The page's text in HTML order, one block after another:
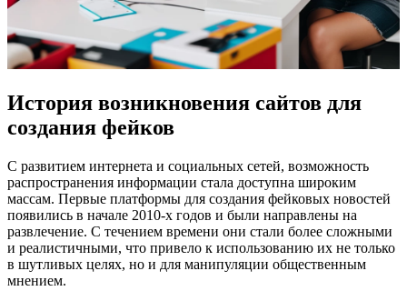
История возникновения сайтов для
создания фейков
С развитием интернета и социальных сетей, возможность
распространения информации стала доступна широким
массам. Первые платформы для создания фейковых новостей
появились в начале 2010-х годов и были направлены на
развлечение. С течением времени они стали более сложными
и реалистичными, что привело к использованию их не только
в шутливых целях, но и для манипуляции общественным
мнением.